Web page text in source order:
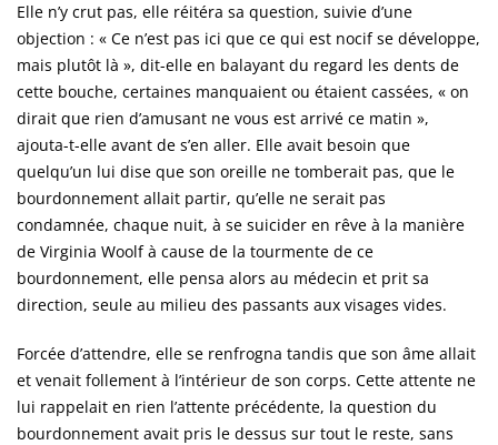
Elle n’y crut pas, elle réitéra sa question, suivie d’une
objection : « Ce n’est pas ici que ce qui est nocif se développe,
mais plutôt là », dit-elle en balayant du regard les dents de
cette bouche, certaines manquaient ou étaient cassées, « on
dirait que rien d’amusant ne vous est arrivé ce matin »,
ajouta-t-elle avant de s’en aller. Elle avait besoin que
quelqu’un lui dise que son oreille ne tomberait pas, que le
bourdonnement allait partir, qu’elle ne serait pas
condamnée, chaque nuit, à se suicider en rêve à la manière
de Virginia Woolf à cause de la tourmente de ce
bourdonnement, elle pensa alors au médecin et prit sa
direction, seule au milieu des passants aux visages vides.
Forcée d’attendre, elle se renfrogna tandis que son âme allait
et venait follement à l’intérieur de son corps. Cette attente ne
lui rappelait en rien l’attente précédente, la question du
bourdonnement avait pris le dessus sur tout le reste, sans